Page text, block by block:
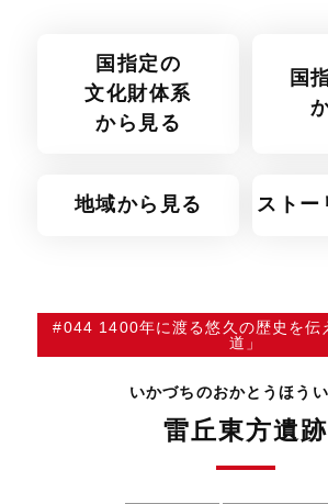
国指定の
文化財体系
から見る
国
地域から見る ストー
#044 1400年に渡る悠久の歴史を伝
道」
いかづちのおかとうほう
雷丘東方遺跡